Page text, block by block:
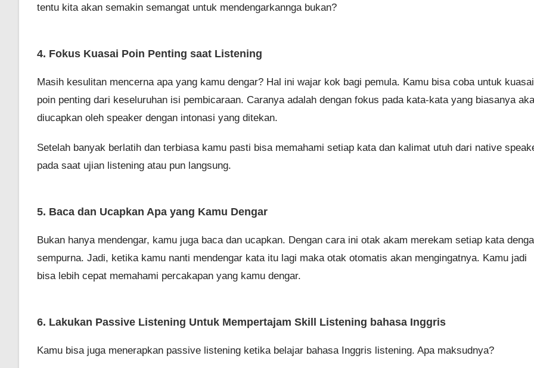
tentu kita akan semakin semangat untuk mendengarkannga bukan?
4. Fokus Kuasai Poin Penting saat Listening
Masih kesulitan mencerna apa yang kamu dengar? Hal ini wajar kok bagi pemula. Kamu bisa coba untuk kuasai
poin penting dari keseluruhan isi pembicaraan. Caranya adalah dengan fokus pada kata-kata yang biasanya
diucapkan oleh speaker dengan intonasi yang ditekan.
Setelah banyak berlatih dan terbiasa kamu pasti bisa memahami setiap kata dan kalimat utuh dari native
pada saat ujian listening atau pun langsung.
5. Baca dan Ucapkan Apa yang Kamu Dengar
Bukan hanya mendengar, kamu juga baca dan ucapkan. Dengan cara ini otak akam merekam setiap kata
sempurna. Jadi, ketika kamu nanti mendengar kata itu lagi maka otak otomatis akan mengingatnya. Kamu jadi
bisa lebih cepat memahami percakapan yang kamu dengar.
6. Lakukan Passive Listening Untuk Mempertajam Skill Listening bahasa Inggris
Kamu bisa juga menerapkan passive listening ketika belajar bahasa Inggris listening. Apa maksudnya?